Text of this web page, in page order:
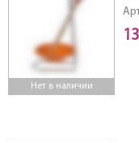
Нет в наличии